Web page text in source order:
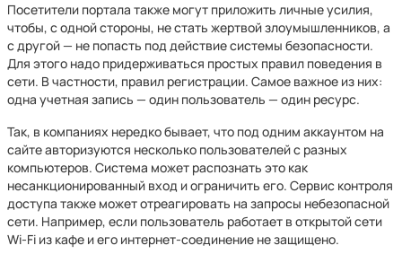
Посетители портала также могут приложить личные усилия,
чтобы, с одной стороны, не стать жертвой злоумышленников, а
с другой — не попасть под действие системы безопасности.
Для этого надо придерживаться простых правил поведения в
сети. В частности, правил регистрации. Самое важное из них:
одна учетная запись — один пользователь — один ресурс.
Так, в компаниях нередко бывает, что под одним аккаунтом на
сайте авторизуются несколько пользователей с разных
компьютеров. Система может распознать это как
несанкционированный вход и ограничить его. Сервис контроля
доступа также может отреагировать на запросы небезопасной
сети. Например, если пользователь работает в открытой сети
Wi-Fi из кафе и его интернет-соединение не защищено.